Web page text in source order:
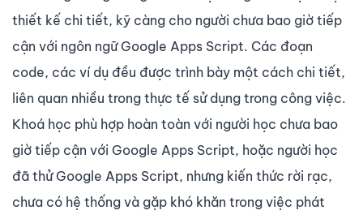
thiết kế chi tiết, kỹ càng cho người chưa bao giờ tiếp
cận với ngôn ngữ Google Apps Script. Các đoạn
code, các ví dụ đều được trình bày một cách chi tiết,
liên quan nhiều trong thực tế sử dụng trong công việc.
Khoá học phù hợp hoàn toàn với người học chưa bao
giờ tiếp cận với Google Apps Script, hoặc người học
đã thử Google Apps Script, nhưng kiến thức rời rạc,
chưa có hệ thống và gặp khó khăn trong việc phát